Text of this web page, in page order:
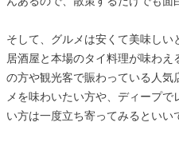
そして、グルメは安くて美味し
居酒屋と本場のタイ料理が味わ
の方や観光客で賑わっている人
メを味わいたい方や、ディープ
い方は一度立ち寄ってみるといい